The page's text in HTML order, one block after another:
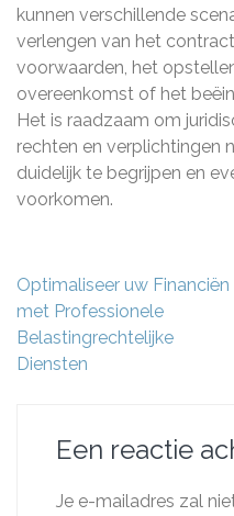
kunnen verschillende
verlengen van het
voorwaarden, het
overeenkomst of het
Het is raadzaam om
rechten en verplichtingen
duidelijk te begrijpen en
voorkomen.
Berichtnavigatie
Optimaliseer uw Financiën
met Professionele
Belastingrechtelijke
Diensten
Een reactie
Je e-mailadres zal